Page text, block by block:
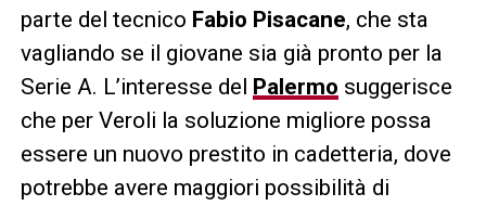
parte del tecnico Fabio Pisacane, che sta
vagliando se il giovane sia già pronto per la
Serie A. L’interesse del Palermo suggerisce
che per Veroli la soluzione migliore possa
essere un nuovo prestito in cadetteria, dove
potrebbe avere maggiori possibilità di